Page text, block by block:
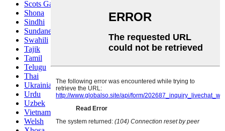
Scots Gaelic
Shona
Sindhi
Sundanese
Swahili
Tajik
Tamil
Telugu
Thai
Ukrainian
Urdu
Uzbek
Vietnamese
Welsh